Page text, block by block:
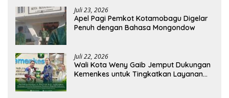
Juli 23, 2026
Apel Pagi Pemkot Kotamobagu Digelar
Penuh dengan Bahasa Mongondow
Juli 22, 2026
Wali Kota Weny Gaib Jemput Dukungan
Kemenkes untuk Tingkatkan Layanan